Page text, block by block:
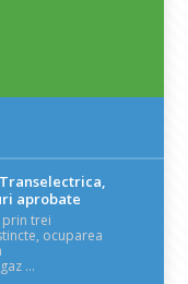
aprobate
trei
ocuparea
...